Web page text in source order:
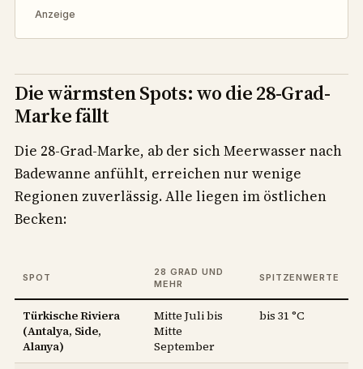
Anzeige
Die wärmsten Spots: wo die 28-Grad-
Marke fällt
Die 28-Grad-Marke, ab der sich Meerwasser nach
Badewanne anfühlt, erreichen nur wenige
Regionen zuverlässig. Alle liegen im östlichen
Becken:
SPOT
28 GRAD UND
MEHR
SPITZENWERTE
Türkische Riviera
(Antalya, Side,
Alanya)
Mitte Juli bis
Mitte
September
bis 31 °C